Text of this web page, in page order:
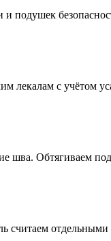
и подушек
лекалам с учётом
шва. Обтягиваем
считаем